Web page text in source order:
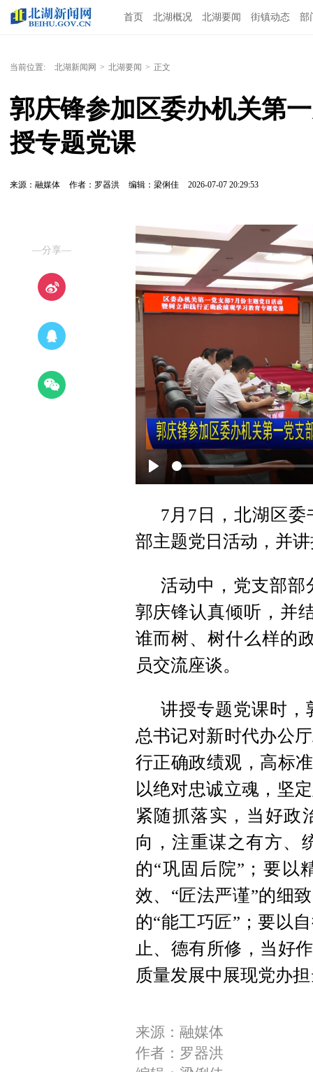
首页 北湖概况 北湖要闻 街镇动态 部
当前位置: 北湖新闻网 > 北湖要闻 > 正文
郭庆锋参加区委办机关第
授专题党课
来源：融媒体 作者：罗器洪 编辑：梁俐佳 2026-07-07 20:29:53
—分享—
Play
7月7日，北湖区
部主题党日活动，并
活动中，党支部部
郭庆锋认真倾听，并
谁而树、树什么样的
员交流座谈。
讲授专题党课时，
总书记对新时代办公
行正确政绩观，高标
以绝对忠诚立魂，坚
紧随抓落实，当好政
向，注重谋之有方、
的“巩固后院”；要以
效、“匠法严谨”的细
的“能工巧匠”；要以
止、德有所修，当好
质量发展中展现党办
来源：融媒体
作者：罗器洪